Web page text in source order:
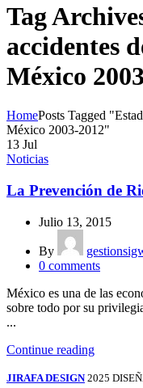
Tag
accidentes
México
HomePosts Tagged
México 2003-2012"
13 Jul
Noticias
La Prevención de
Julio 13, 2015
By
0 comments
México es una de las
sobre todo por su
...
Continue reading
JIRAFA DESIGN 2025